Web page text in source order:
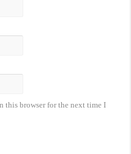
this browser for the next time I